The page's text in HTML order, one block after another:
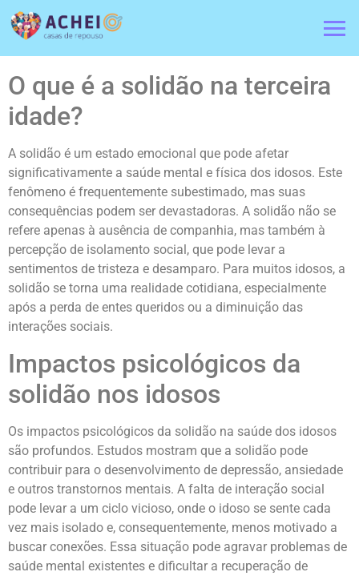
O que é a solidão na terceira
idade?
A solidão é um estado emocional que pode afetar
significativamente a saúde mental e física dos idosos. Este
fenômeno é frequentemente subestimado, mas suas
consequências podem ser devastadoras. A solidão não se
refere apenas à ausência de companhia, mas também à
percepção de isolamento social, que pode levar a
sentimentos de tristeza e desamparo. Para muitos idosos, a
solidão se torna uma realidade cotidiana, especialmente
após a perda de entes queridos ou a diminuição das
interações sociais.
Impactos psicológicos da
solidão nos idosos
Os impactos psicológicos da solidão na saúde dos idosos
são profundos. Estudos mostram que a solidão pode
contribuir para o desenvolvimento de depressão, ansiedade
e outros transtornos mentais. A falta de interação social
pode levar a um ciclo vicioso, onde o idoso se sente cada
vez mais isolado e, consequentemente, menos motivado a
buscar conexões. Essa situação pode agravar problemas de
saúde mental existentes e dificultar a recuperação de